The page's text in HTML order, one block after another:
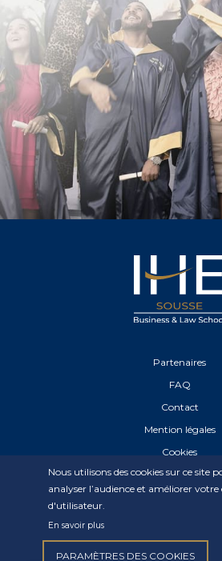
Partenaires
FAQ
Contact
Mention légales
Cookies
Déclaration de
Nous utilisons des cookies sur ce site
analyser l’audience et améliorer votre
d'utilisateur.
En savoir plus
PARAMÈTRES DES COOKIES